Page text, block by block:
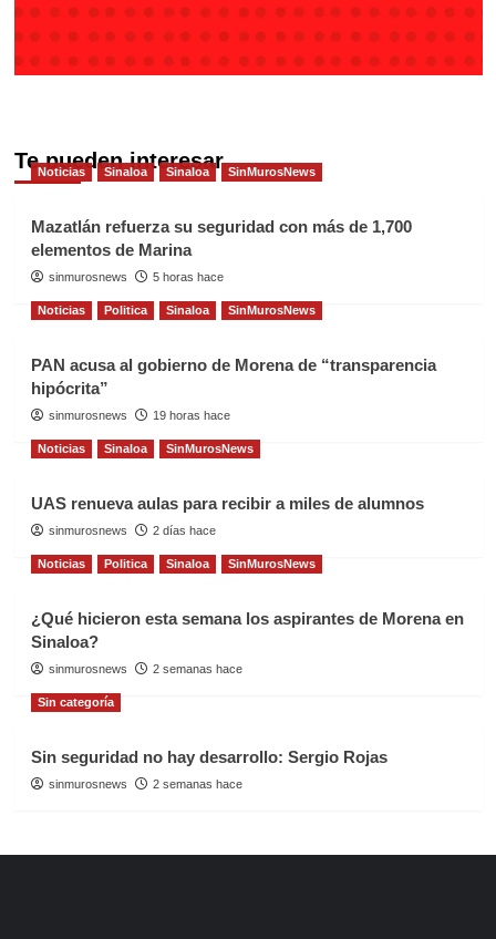
Te pueden interesar
Noticias Sinaloa Sinaloa SinMurosNews
Mazatlán refuerza su seguridad con más de 1,700
elementos de Marina
sinmurosnews 5 horas hace
Noticias Politica Sinaloa SinMurosNews
PAN acusa al gobierno de Morena de “transparencia
hipócrita”
sinmurosnews 19 horas hace
Noticias Sinaloa SinMurosNews
UAS renueva aulas para recibir a miles de alumnos
sinmurosnews 2 días hace
Noticias Politica Sinaloa SinMurosNews
¿Qué hicieron esta semana los aspirantes de Morena en
Sinaloa?
sinmurosnews 2 semanas hace
Sin categoría
Sin seguridad no hay desarrollo: Sergio Rojas
sinmurosnews 2 semanas hace